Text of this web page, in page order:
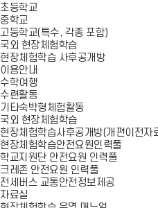
초등학교
중학교
고등학교(특수, 각종 포함)
국외 현장체험학습
현장체험학습 사후공개방
이용안내
수학여행
수련활동
기타숙박형체험활동
국외 현장체험학습
현장체험학습사후공개방(개편이전자
현장체험학습안전요원인력풀
학교지원단 안전요원 인력풀
크레존 안전요원 인력풀
전세버스 교통안전정보제공
자료실